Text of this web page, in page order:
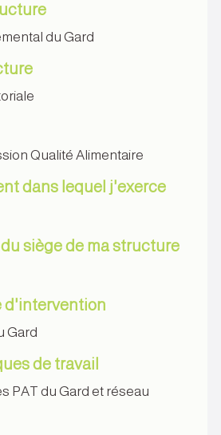
du Gard
Qualité Alimentaire
dans lequel j'exerce
siège de ma structure
d'intervention
Gard
de travail
PAT du Gard et réseau